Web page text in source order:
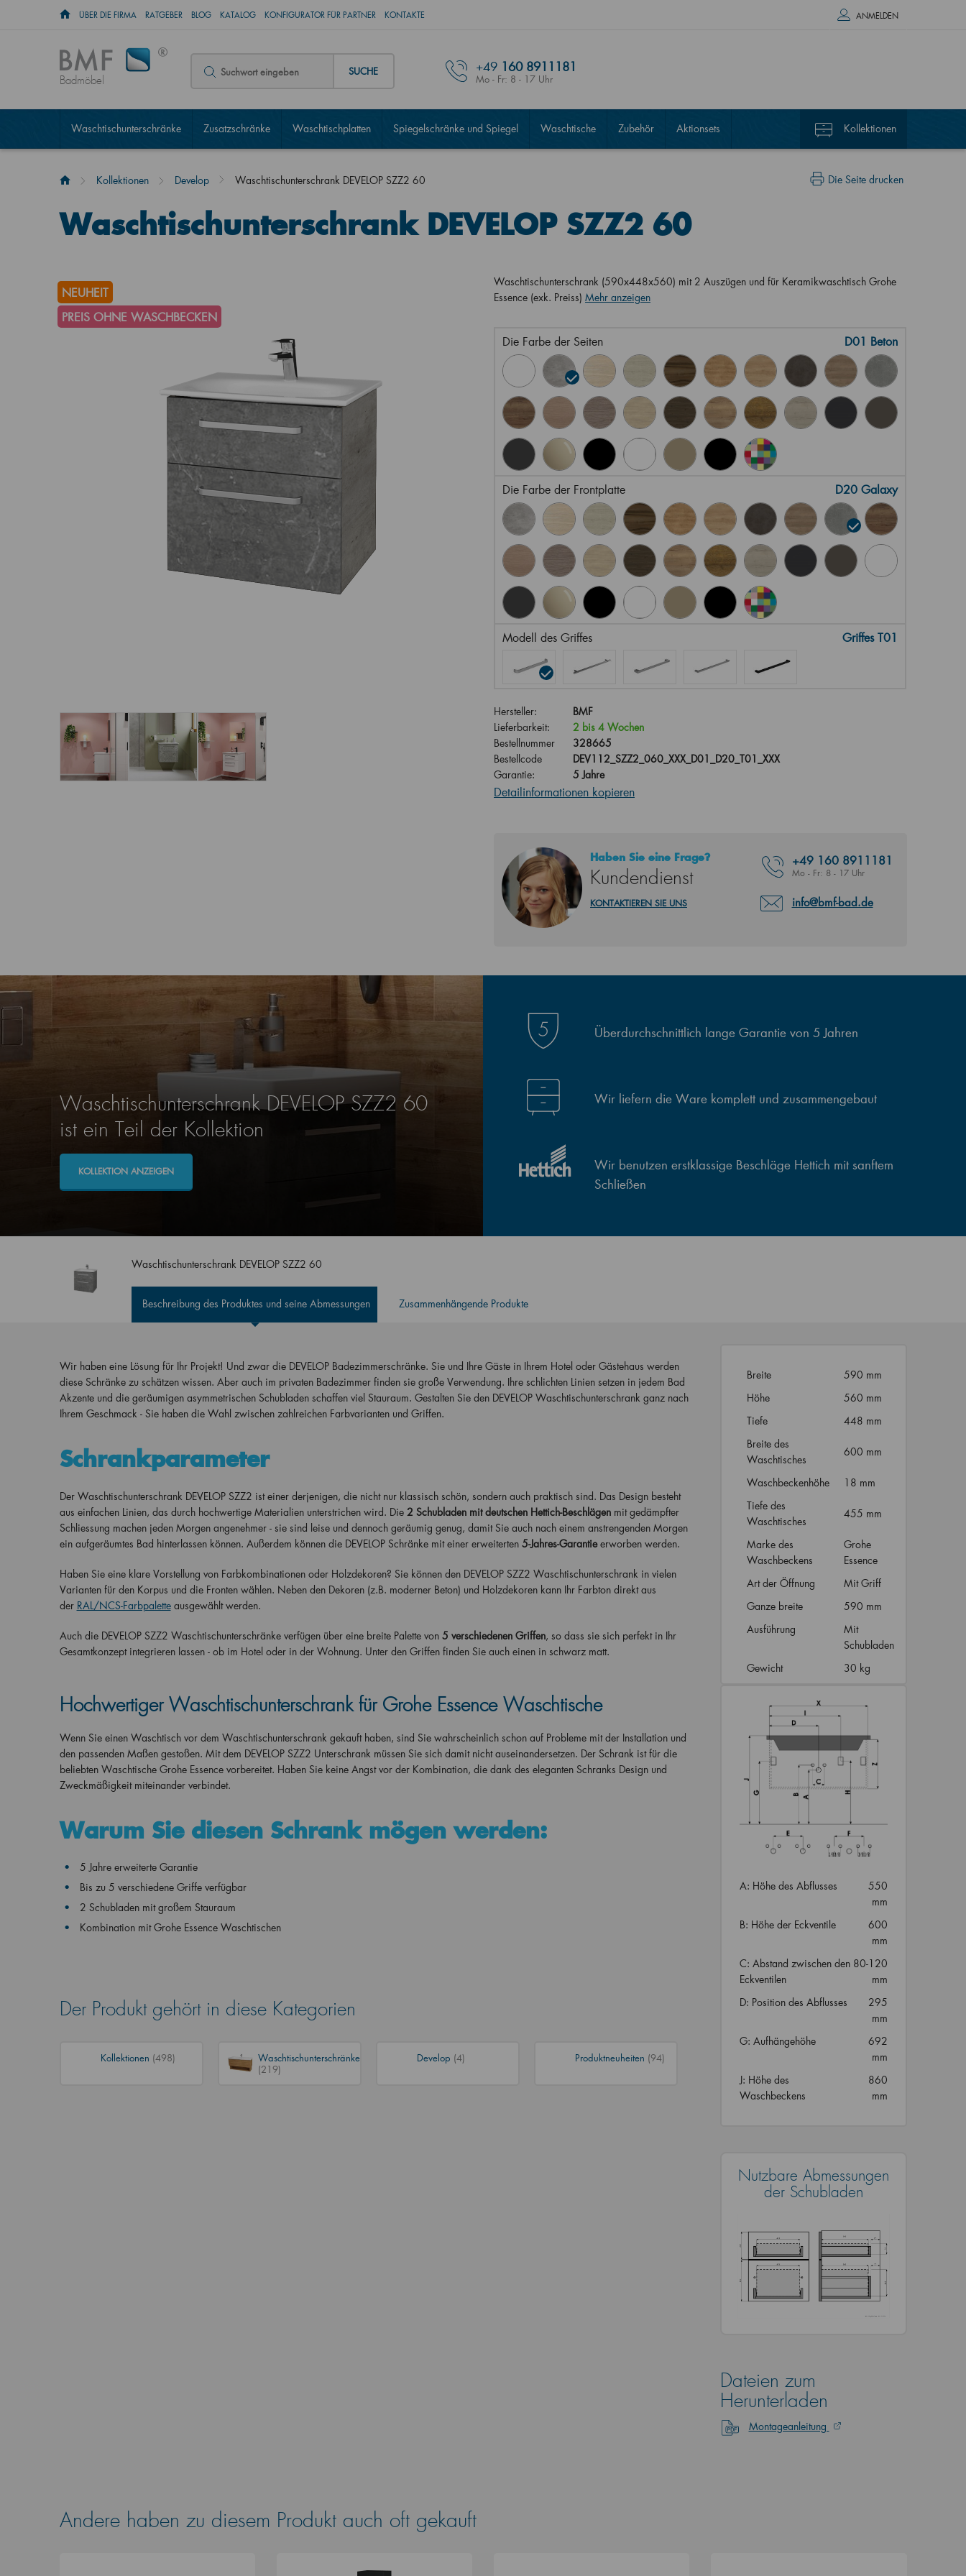
ÜBER DIE FIRMA RATGEBER BLOG KATALOG KONFIGURATOR FÜR PARTNER KONTAKTE ANMELDEN
Badmöbel
SUCHE +49 160 8911181
Mo - Fr: 8 - 17 Uhr
Waschtischunterschränke Zusatzschränke Waschtischplatten Spiegelschränke und Spiegel Waschtische Zubehör Aktionsets Kollektionen
Die Seite drucken
Kollektionen Develop Waschtischunterschrank DEVELOP SZZ2 60
Waschtischunterschrank DEVELOP SZZ2 60
NEUHEIT
PREIS OHNE WASCHBECKEN
Waschtischunterschrank (590x448x560) mit 2 Auszügen und für Keramikwaschtisch Grohe
Essence (exk. Preiss) Mehr anzeigen
Die Farbe der Seiten D01 Beton
Die Farbe der Frontplatte D20 Galaxy
Modell des Griffes Griffes T01
Hersteller:
BMF
Lieferbarkeit:
2 bis 4 Wochen
Bestellnummer
328665
Bestellcode
DEV112_SZZ2_060_XXX_D01_D20_T01_XXX
Garantie:
5 Jahre
Detailinformationen kopieren
Haben Sie eine Frage?
Kundendienst
+49 160 8911181
Mo - Fr: 8 - 17 Uhr
info@bmf-bad.de
KONTAKTIEREN SIE UNS
Waschtischunterschrank DEVELOP SZZ2 60
ist ein Teil der Kollektion
KOLLEKTION ANZEIGEN
Überdurchschnittlich lange Garantie von 5 Jahren
Wir liefern die Ware komplett und zusammengebaut
Wir benutzen erstklassige Beschläge Hettich mit sanftem
Schließen
Waschtischunterschrank DEVELOP SZZ2 60
Beschreibung des Produktes und seine Abmessungen Zusammenhängende Produkte
Wir haben eine Lösung für Ihr Projekt! Und zwar die DEVELOP Badezimmerschränke. Sie und Ihre Gäste in Ihrem Hotel oder Gästehaus werden
diese Schränke zu schätzen wissen. Aber auch im privaten Badezimmer finden sie große Verwendung. Ihre schlichten Linien setzen in jedem Bad
Akzente und die geräumigen asymmetrischen Schubladen schaffen viel Stauraum. Gestalten Sie den DEVELOP Waschtischunterschrank ganz nach
Ihrem Geschmack - Sie haben die Wahl zwischen zahlreichen Farbvarianten und Griffen.
Schrankparameter
Der Waschtischunterschrank DEVELOP SZZ2 ist einer derjenigen, die nicht nur klassisch schön, sondern auch praktisch sind. Das Design besteht
aus einfachen Linien, das durch hochwertige Materialien unterstrichen wird. Die 2 Schubladen mit deutschen Hettich-Beschlägen mit gedämpfter
Schliessung machen jeden Morgen angenehmer - sie sind leise und dennoch geräumig genug, damit Sie auch nach einem anstrengenden Morgen
ein aufgeräumtes Bad hinterlassen können. Außerdem können die DEVELOP Schränke mit einer erweiterten 5-Jahres-Garantie erworben werden.
Haben Sie eine klare Vorstellung von Farbkombinationen oder Holzdekoren? Sie können den DEVELOP SZZ2 Waschtischunterschrank in vielen
Varianten für den Korpus und die Fronten wählen. Neben den Dekoren (z.B. moderner Beton) und Holzdekoren kann Ihr Farbton direkt aus
der RAL/NCS-Farbpalette ausgewählt werden.
Auch die DEVELOP SZZ2 Waschtischunterschränke verfügen über eine breite Palette von 5 verschiedenen Griffen, so dass sie sich perfekt in Ihr
Gesamtkonzept integrieren lassen - ob im Hotel oder in der Wohnung. Unter den Griffen finden Sie auch einen in schwarz matt.
Hochwertiger Waschtischunterschrank für Grohe Essence Waschtische
Wenn Sie einen Waschtisch vor dem Waschtischunterschrank gekauft haben, sind Sie wahrscheinlich schon auf Probleme mit der Installation und
den passenden Maßen gestoßen. Mit dem DEVELOP SZZ2 Unterschrank müssen Sie sich damit nicht auseinandersetzen. Der Schrank ist für die
beliebten Waschtische Grohe Essence vorbereitet. Haben Sie keine Angst vor der Kombination, die dank des eleganten Schranks Design und
Zweckmäßigkeit miteinander verbindet.
Warum Sie diesen Schrank mögen werden:
5 Jahre erweiterte Garantie
Bis zu 5 verschiedene Griffe verfügbar
2 Schubladen mit großem Stauraum
Kombination mit Grohe Essence Waschtischen
Der Produkt gehört in diese Kategorien
Kollektionen (498)
Waschtischunterschränke
(219)
Develop (4) Produktneuheiten (94)
Breite
590 mm
Höhe
560 mm
Tiefe
448 mm
Breite des
Waschtisches
600 mm
Waschbeckenhöhe
18 mm
Tiefe des
Waschtisches
455 mm
Marke des
Waschbeckens
Grohe
Essence
Art der Öffnung
Mit Griff
Ganze breite
590 mm
Ausführung
Mit
Schubladen
Gewicht
30 kg
A: Höhe des Abflusses
550
mm
B: Höhe der Eckventile
600
mm
C: Abstand zwischen den
Eckventilen
80-120
mm
D: Position des Abflusses
295
mm
G: Aufhängehöhe
692
mm
J: Höhe des
Waschbeckens
860
mm
Nutzbare Abmessungen
der Schubladen
Dateien zum
Herunterladen
Montageanleitung
Andere haben zu diesem Produkt auch oft gekauft